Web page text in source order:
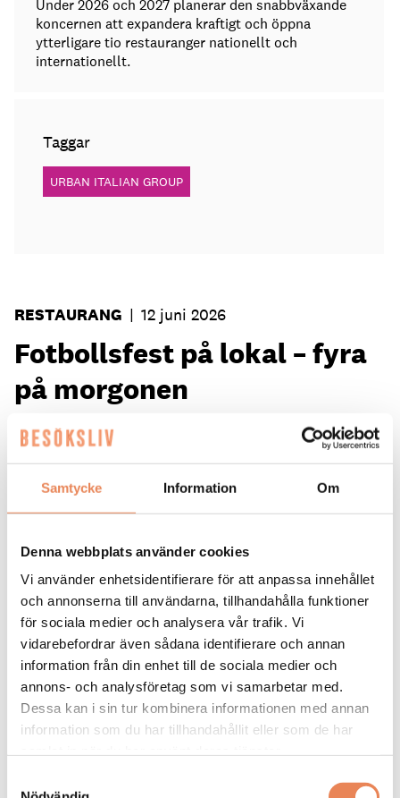
Samtycke Information Om
Denna webbplats använder cookies
Vi använder enhetsidentifierare för att anpassa innehållet
och annonserna till användarna, tillhandahålla funktioner
för sociala medier och analysera vår trafik. Vi
vidarebefordrar även sådana identifierare och annan
information från din enhet till de sociala medier och
annons- och analysföretag som vi samarbetar med.
Dessa kan i sin tur kombinera informationen med annan
information som du har tillhandahållit eller som de har
Under 2026 och 2027 planerar den snabbväxande
koncernen att expandera kraftigt och öppna
ytterligare tio restauranger nationellt och
internationellt.
Taggar
URBAN ITALIAN GROUP
RESTAURANG | 12 juni 2026
Fotbollsfest på lokal – fyra
på morgonen
Strandgatan Två välkomnar svenska fotbollsfans kl 04.
NYHETER. På måndag är det dags.
Sverige spelar sin första match i
fotbolls-VM 2026 och Strandgatan Två
i Linköping räknar med fullsatta
lokaler.